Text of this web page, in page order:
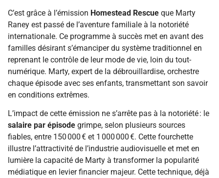
C’est grâce à l’émission Homestead Rescue que Marty
Raney est passé de l’aventure familiale à la notoriété
internationale. Ce programme à succès met en avant des
familles désirant s’émanciper du système traditionnel en
reprenant le contrôle de leur mode de vie, loin du tout-
numérique. Marty, expert de la débrouillardise, orchestre
chaque épisode avec ses enfants, transmettant son savoir
en conditions extrêmes.
L’impact de cette émission ne s’arrête pas à la notoriété : le
salaire par épisode grimpe, selon plusieurs sources
fiables, entre 150 000 € et 1 000 000 €. Cette fourchette
illustre l’attractivité de l’industrie audiovisuelle et met en
lumière la capacité de Marty à transformer la popularité
médiatique en levier financier majeur. Cette technique, déjà